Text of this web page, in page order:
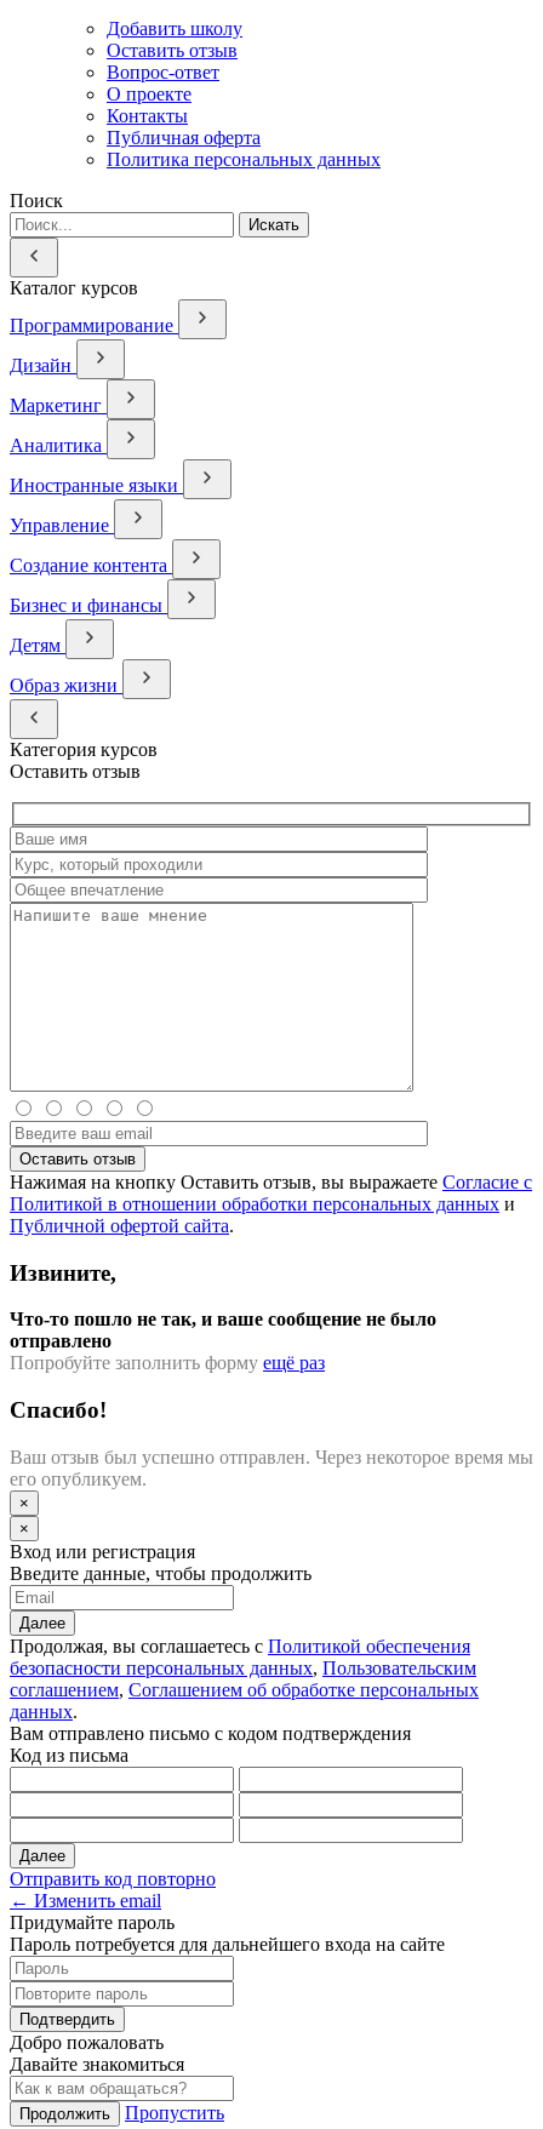
Добавить школу
Оставить отзыв
Вопрос-ответ
О проекте
Контакты
Публичная оферта
Политика персональных данных
Поиск
Искать
Каталог курсов
Программирование
Дизайн
Маркетинг
Аналитика
Иностранные языки
Управление
Создание контента
Бизнес и финансы
Детям
Образ жизни
Категория курсов
Оставить отзыв
Нажимая на кнопку Оставить отзыв, вы выражаете Согласие с
Политикой в отношении обработки персональных данных и
Публичной офертой сайта.
Извините,
Что-то пошло не так, и ваше сообщение не было
отправлено
Попробуйте заполнить форму ещё раз
Спасибо!
Ваш отзыв был успешно отправлен. Через некоторое время мы
его опубликуем.
×
×
Вход или регистрация
Введите данные, чтобы продолжить
Далее
Продолжая, вы соглашаетесь с Политикой обеспечения
безопасности персональных данных, Пользовательским
соглашением, Соглашением об обработке персональных
данных.
Вам отправлено письмо с кодом подтверждения
Код из письма
Далее
Отправить код повторно
← Изменить email
Придумайте пароль
Пароль потребуется для дальнейшего входа на сайте
Подтвердить
Добро пожаловать
Давайте знакомиться
Продолжить Пропустить